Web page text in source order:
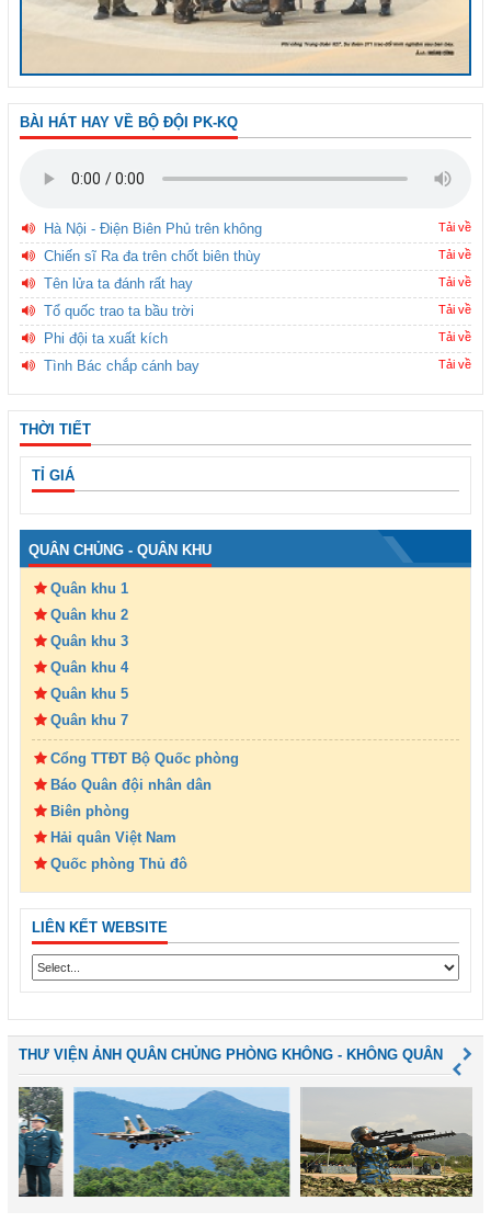
BÀI HÁT HAY VỀ BỘ ĐỘI PK-KQ
Hà Nội - Điện Biên Phủ trên không Tải về
Chiến sĩ Ra đa trên chốt biên thùy Tải về
Tên lửa ta đánh rất hay Tải về
Tổ quốc trao ta bầu trời Tải về
Phi đội ta xuất kích Tải về
Tình Bác chắp cánh bay Tải về
THỜI TIẾT
TỈ GIÁ
QUÂN CHỦNG - QUÂN KHU
Quân khu 1
Quân khu 2
Quân khu 3
Quân khu 4
Quân khu 5
Quân khu 7
Cổng TTĐT Bộ Quốc phòng
Báo Quân đội nhân dân
Biên phòng
Hải quân Việt Nam
Quốc phòng Thủ đô
LIÊN KẾT WEBSITE
THƯ VIỆN ẢNH QUÂN CHỦNG PHÒNG KHÔNG - KHÔNG QUÂN